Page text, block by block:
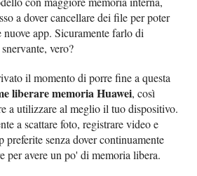
a dover cancellare dei file per poter
nuove app. Sicuramente farlo di
vero?
il momento di porre fine a questa
liberare memoria Huawei, così
a utilizzare al meglio il tuo dispositivo.
a scattare foto, registrare video e
preferite senza dover continuamente
per avere un po' di memoria libera.